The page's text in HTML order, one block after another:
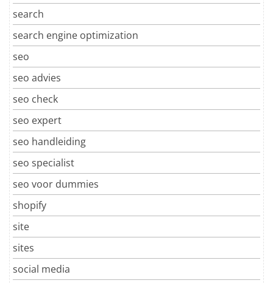
search
search engine optimization
seo
seo advies
seo check
seo expert
seo handleiding
seo specialist
seo voor dummies
shopify
site
sites
social media